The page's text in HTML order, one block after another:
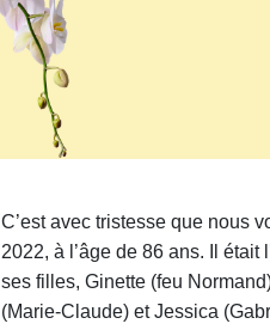
C’est avec tristesse que nous
2022, à l’âge de 86 ans. Il
ses filles, Ginette (feu
(Marie-Claude) et Jessica